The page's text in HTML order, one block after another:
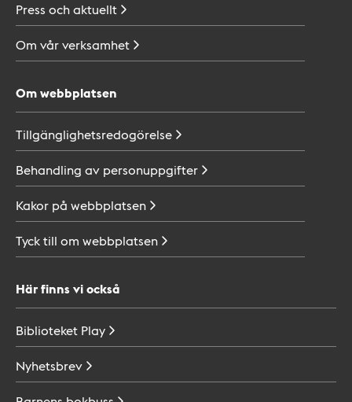
Press ochaktuellt
Om vårverksamhet
Om webbplatsen
Tillgänglighetsredogörelse
Behandling av personuppgifter
Kakor på webbplatsen
Tyck till om webbplatsen
Här finns vi också
Biblioteket Play
Nyhetsbrev